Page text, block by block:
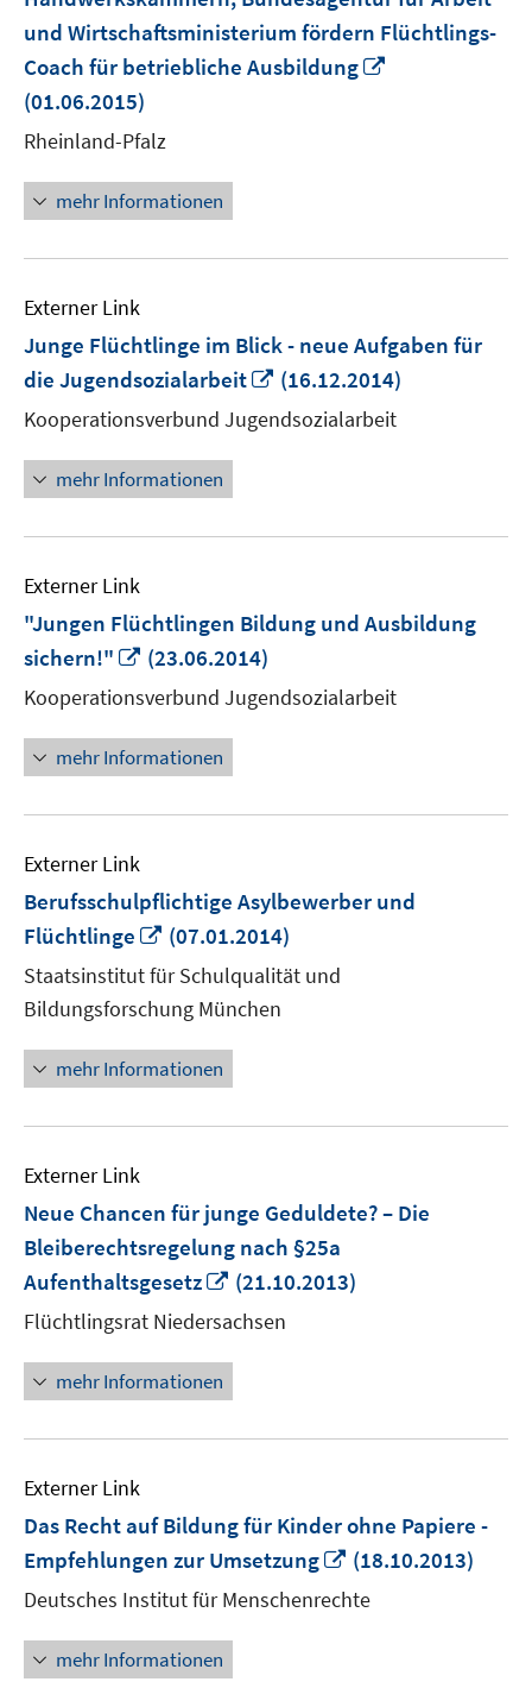
und Wirtschaftsministerium fördern Flüchtlings-
Coach für betriebliche Ausbildung
(01.06.2015)
Rheinland-Pfalz
mehr Informationen
Externer Link
Junge Flüchtlinge im Blick - neue Aufgaben für
die Jugendsozialarbeit
In
neuem
Fenster
(16.12.2014)
Kooperationsverbund Jugendsozialarbeit
mehr Informationen
Externer Link
"Jungen Flüchtlingen Bildung und Ausbildung
sichern!"
In
neuem
Fenster
öffnen
(23.06.2014)
Kooperationsverbund Jugendsozialarbeit
mehr Informationen
Externer Link
Berufsschulpflichtige Asylbewerber und
Flüchtlinge
In
neuem
Fenster
öffnen
(07.01.2014)
Staatsinstitut für Schulqualität und
Bildungsforschung München
mehr Informationen
Externer Link
Neue Chancen für junge Geduldete? – Die
Bleiberechtsregelung nach §25a
Aufenthaltsgesetz
In
neuem
Fenster
öffnen
(21.10.2013)
Flüchtlingsrat Niedersachsen
mehr Informationen
Externer Link
Das Recht auf Bildung für Kinder ohne Papiere -
Empfehlungen zur Umsetzung
In
Fenster
(18.10.2013)
Deutsches Institut für Menschenrechte
mehr Informationen